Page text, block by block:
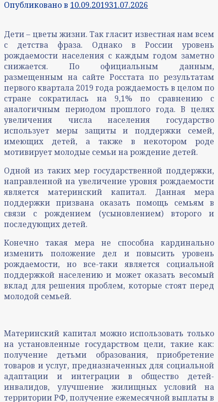
Опубликовано в 10.09.201931.07.2026
Дети – цветы жизни. Так гласит известная нам всем
с детства фраза. Однако в России уровень
рождаемости населения с каждым годом заметно
снижается. По официальным данным,
размещенным на сайте Росстата по результатам
первого квартала 2019 года рождаемость в целом по
стране сократилась на 9,1% по сравнению с
аналогичным периодом прошлого года. В целях
увеличения числа населения государство
использует меры защиты и поддержки семей,
имеющих детей, а также в некотором роде
мотивирует молодые семьи на рождение детей.
Одной из таких мер государственной поддержки,
направленной на увеличение уровня рождаемости
является материнский капитал. Данная мера
поддержки призвана оказать помощь семьям в
связи с рождением (усыновлением) второго и
последующих детей.
Конечно такая мера не способна кардинально
изменить положение дел и повысить уровень
рождаемости, но все-таки является социальной
поддержкой населению и может оказать весомый
вклад для решения проблем, которые стоят перед
молодой семьей.
Материнский капитал можно использовать только
на установленные государством цели, такие как:
получение детьми образования, приобретение
товаров и услуг, предназначенных для социальной
адаптации и интеграции в общество детей-
инвалидов, улучшение жилищных условий на
территории РФ, получение ежемесячной выплаты в